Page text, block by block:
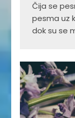
Čija se
pesma uz
dok su se